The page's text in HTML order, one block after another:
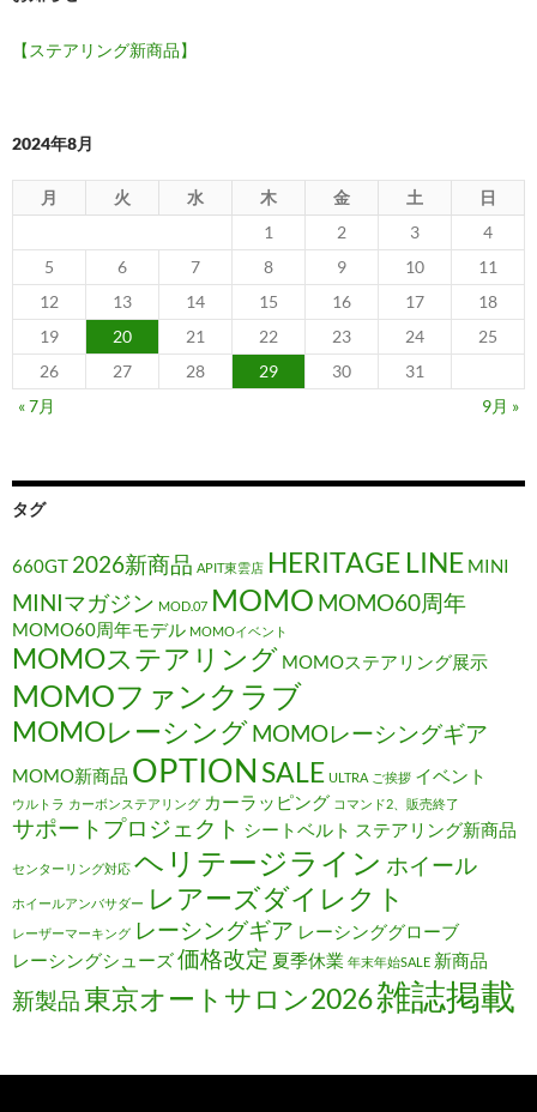
【ステアリング新商品】
2024年8月
月 火 水 木 金 土
日
1
2 3
4
5
6 7 8 9 10
11
12
13 14 15 16 17
18
19
20 21 22 23 24
25
26
27 28 29 30
31
« 7月
9月 »
タグ
660GT 2026新商品 APIT東雲店 HERITAGE LINE MINI
MINIマガジン MOD.07 MOMO MOMO60周年
MOMO60周年モデル MOMOイベント
MOMOステアリング MOMOステアリング展示
MOMOファンクラブ
MOMOレーシングMOMOレーシングギア
MOMO新商品 OPTION SALE ULTRA ご挨拶 イベント
ウルトラ カーボンステアリング カーラッピング コマンド2、販売終了
サポートプロジェクト シートベルト ステアリング新商品
センターリング対応 ヘリテージライン ホイール
ホイールアンバサダー レアーズダイレクト
レーザーマーキング レーシングギア レーシンググローブ
レーシングシューズ価格改定 夏季休業 年末年始SALE 新商品
新製品 東京オートサロン2026雑誌掲載